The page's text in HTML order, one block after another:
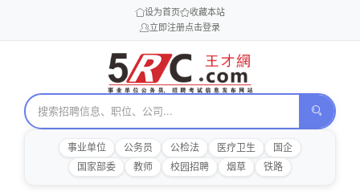
设为首页
收藏本站
立即注册点击登录
事业单位 公务员 公检法 医疗卫生
国企
国家部委
教师 校园招聘 烟草 铁路